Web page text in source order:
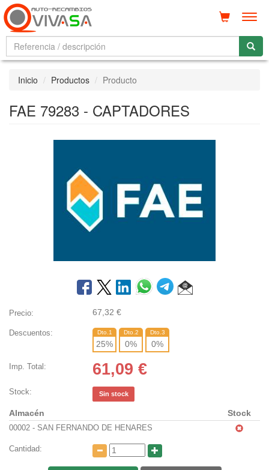
Inicio Productos Producto
FAE 79283 - CAPTADORES
Precio: 67,32 €
Descuentos: Dto.1
25%
Dto.2
0%
Dto.3
0%
Imp. Total: 61,09 €
Stock: Sin stock
Almacén Stock
00002 - SAN FERNANDO DE HENARES
Cantidad: